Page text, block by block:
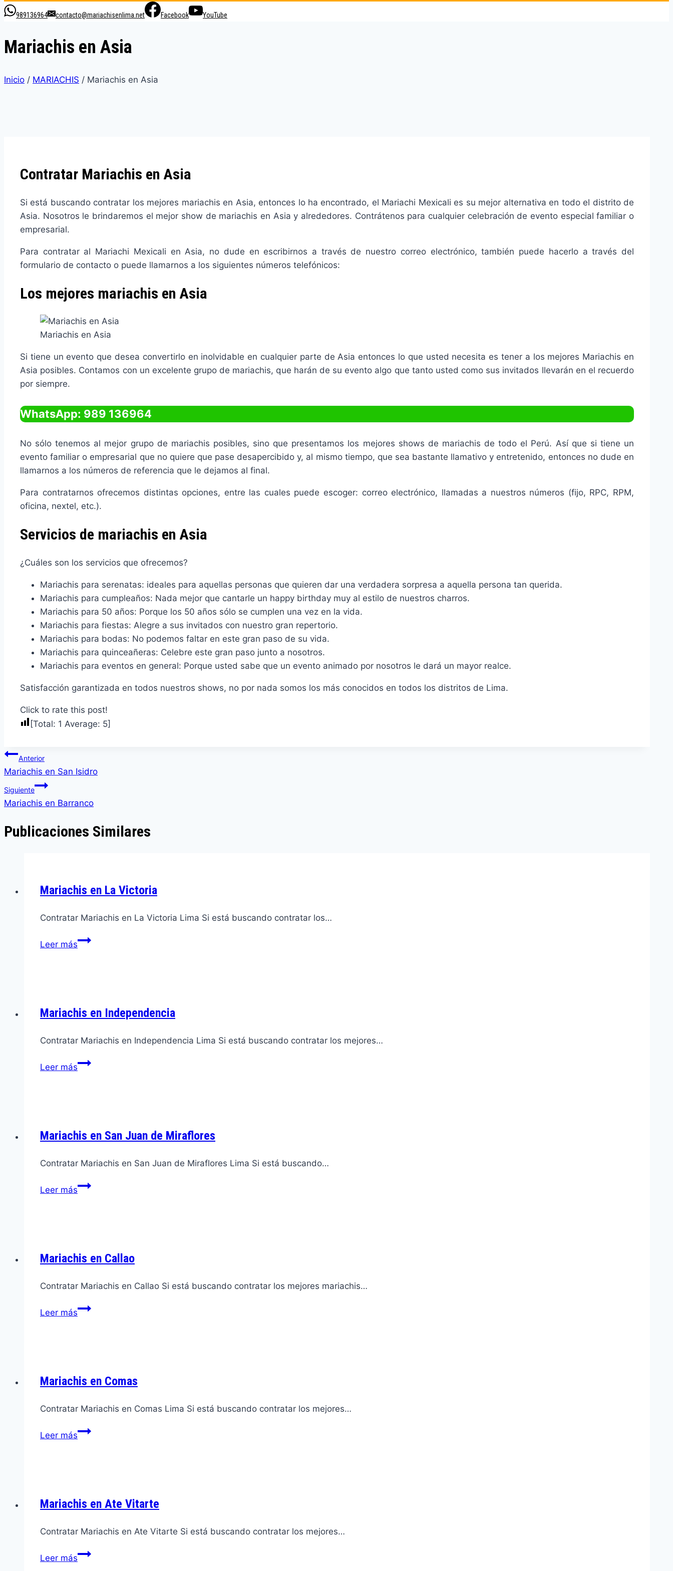
989136964 contacto@mariachisenlima.net Facebook YouTube
Mariachis en Asia
Inicio / MARIACHIS / Mariachis en Asia
Contratar Mariachis en Asia
Si está buscando contratar los mejores mariachis en Asia, entonces lo ha encontrado, el Mariachi Mexicali es su mejor alternativa en todo el distrito de
Asia. Nosotros le brindaremos el mejor show de mariachis en Asia y alrededores. Contrátenos para cualquier celebración de evento especial familiar o
empresarial.
Para contratar al Mariachi Mexicali en Asia, no dude en escribirnos a través de nuestro correo electrónico, también puede hacerlo a través del
formulario de contacto o puede llamarnos a los siguientes números telefónicos:
Los mejores mariachis en Asia
Mariachis en Asia
Si tiene un evento que desea convertirlo en inolvidable en cualquier parte de Asia entonces lo que usted necesita es tener a los mejores Mariachis en
Asia posibles. Contamos con un excelente grupo de mariachis, que harán de su evento algo que tanto usted como sus invitados llevarán en el recuerdo
por siempre.
WhatsApp: 989 136964
No sólo tenemos al mejor grupo de mariachis posibles, sino que presentamos los mejores shows de mariachis de todo el Perú. Así que si tiene un
evento familiar o empresarial que no quiere que pase desapercibido y, al mismo tiempo, que sea bastante llamativo y entretenido, entonces no dude en
llamarnos a los números de referencia que le dejamos al final.
Para contratarnos ofrecemos distintas opciones, entre las cuales puede escoger: correo electrónico, llamadas a nuestros números (fijo, RPC, RPM,
oficina, nextel, etc.).
Servicios de mariachis en Asia
¿Cuáles son los servicios que ofrecemos?
Mariachis para serenatas: ideales para aquellas personas que quieren dar una verdadera sorpresa a aquella persona tan querida.
Mariachis para cumpleaños: Nada mejor que cantarle un happy birthday muy al estilo de nuestros charros.
Mariachis para 50 años: Porque los 50 años sólo se cumplen una vez en la vida.
Mariachis para fiestas: Alegre a sus invitados con nuestro gran repertorio.
Mariachis para bodas: No podemos faltar en este gran paso de su vida.
Mariachis para quinceañeras: Celebre este gran paso junto a nosotros.
Mariachis para eventos en general: Porque usted sabe que un evento animado por nosotros le dará un mayor realce.
Satisfacción garantizada en todos nuestros shows, no por nada somos los más conocidos en todos los distritos de Lima.
Click to rate this post!
[Total: 1 Average: 5]
Navegación
de
entradas
Anterior
Mariachis en San Isidro
Siguiente
Mariachis en Barranco
Publicaciones Similares
Mariachis en La Victoria
Contratar Mariachis en La Victoria Lima Si está buscando contratar los…
Leer másMariachis
Mariachis en Independencia
Contratar Mariachis en Independencia Lima Si está buscando contratar los mejores…
Leer másMariachis
Mariachis en San Juan de Miraflores
Contratar Mariachis en San Juan de Miraflores Lima Si está buscando…
Leer másMariachis
Miraflores
Mariachis en Callao
Contratar Mariachis en Callao Si está buscando contratar los mejores mariachis…
Leer másMariachis
Mariachis en Comas
Contratar Mariachis en Comas Lima Si está buscando contratar los mejores…
Leer másMariachis
Mariachis en Ate Vitarte
Contratar Mariachis en Ate Vitarte Si está buscando contratar los mejores…
Leer másMariachis